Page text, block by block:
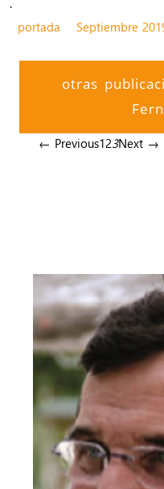
.
portada
Septiembre
otras
← Previous123Next →